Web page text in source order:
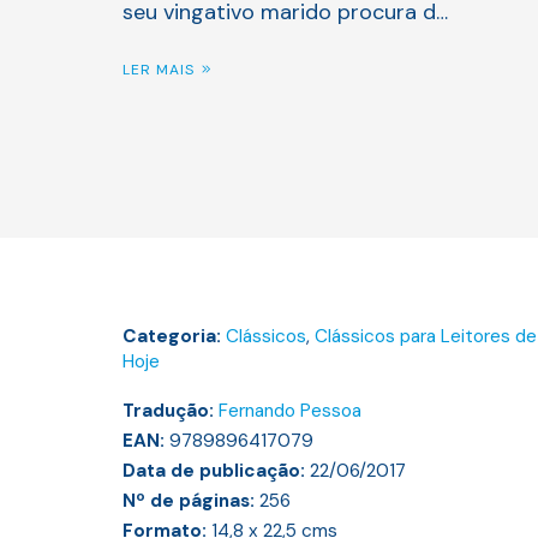
seu vingativo marido procura d…
LER MAIS
Categoria: Clássicos, Clássicos para Leitores de
Hoje
Tradução: Fernando Pessoa
EAN: 9789896417079
Data de publicação: 22/06/2017
Nº de páginas: 256
Formato: 14,8 x 22,5 cms